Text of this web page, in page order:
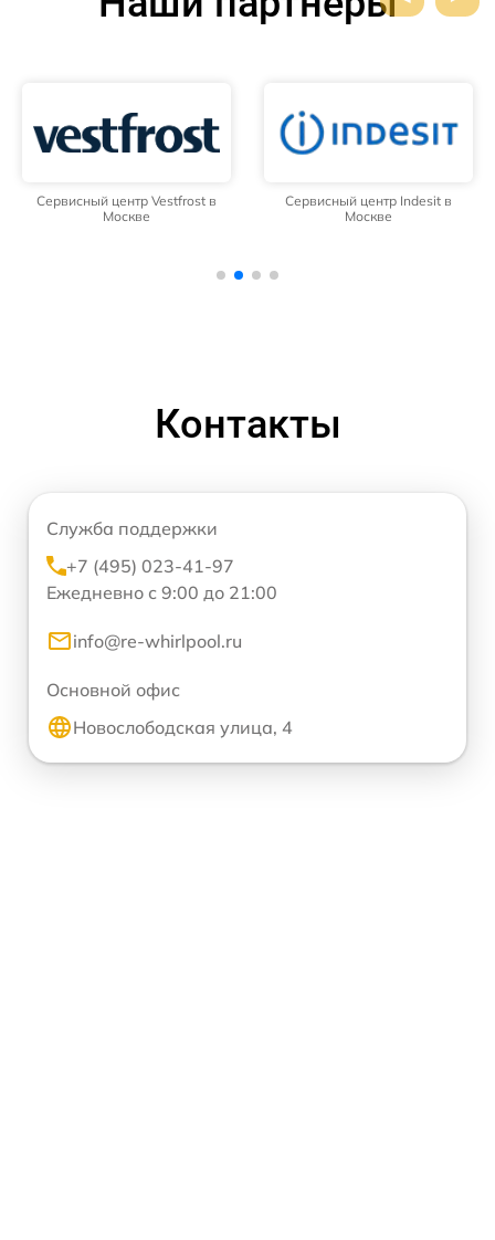
Сервисный центр Vestfrost в
Москве
Сервисный центр Indesit в
Москве
Контакты
Служба поддержки
+7 (495) 023-41-97
Ежедневно с 9:00 до 21:00
info@re-whirlpool.ru
Основной офис
Новослободская улица, 4